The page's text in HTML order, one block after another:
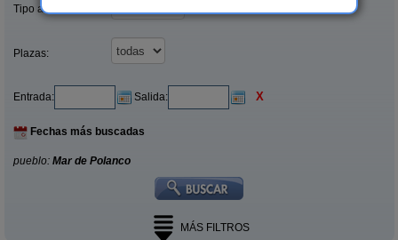
Tipo alquiler:
Plazas:
Entrada: Salida: X
Fechas más buscadas
pueblo: Mar de Polanco
MÁS FILTROS